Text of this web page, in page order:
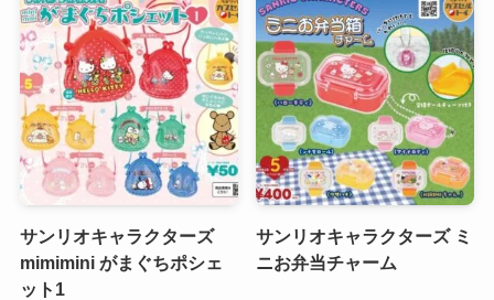
サンリオキャラクターズ
mimimini がまぐちポシェ
ット1
サンリオキャラクターズ ミ
ニお弁当チャーム